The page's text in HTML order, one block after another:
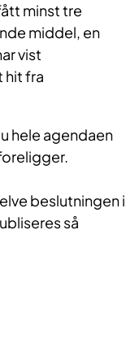
minst tre
middel, en
vist
hit fra
hele agendaen
beslutningen i
så